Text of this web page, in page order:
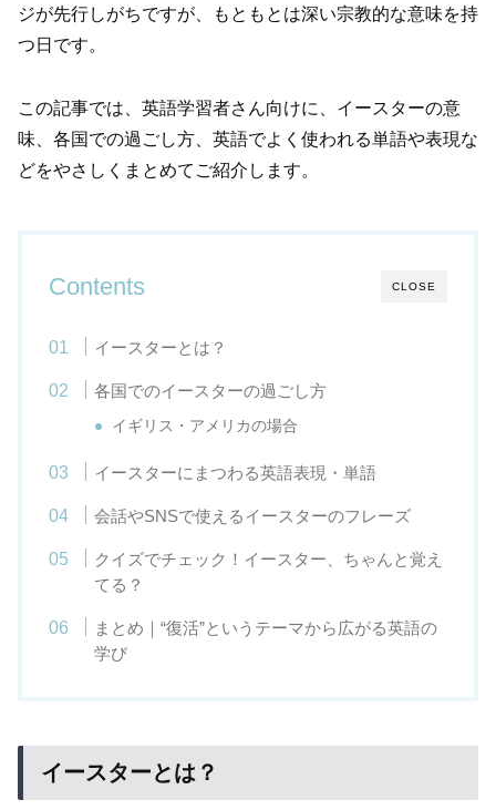
ジが先行しがちですが、もともとは深い宗教的な意味を持
つ日です。
この記事では、英語学習者さん向けに、イースターの意
味、各国での過ごし方、英語でよく使われる単語や表現な
どをやさしくまとめてご紹介します。
CLOSE
Contents
イースターとは？
各国でのイースターの過ごし方
イギリス・アメリカの場合
イースターにまつわる英語表現・単語
会話やSNSで使えるイースターのフレーズ
クイズでチェック！イースター、ちゃんと覚え
てる？
まとめ｜“復活”というテーマから広がる英語の
学び
イースターとは？